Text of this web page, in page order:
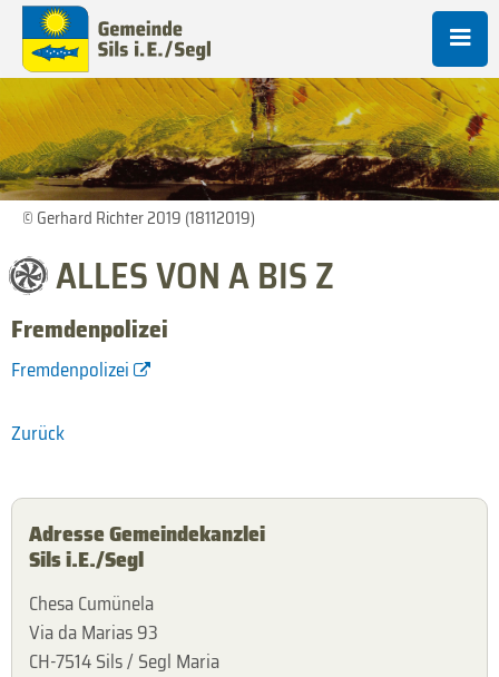
© Gerhard Richter 2019 (18112019)
ALLES VON A BIS Z
Fremdenpolizei
Fremdenpolizei
Zurück
Adresse Gemeindekanzlei
Sils i.E./Segl
Chesa Cumünela
Via da Marias 93
CH-7514 Sils / Segl Maria